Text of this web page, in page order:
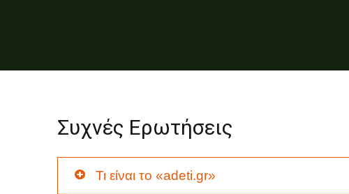
Συχνές Ερωτήσεις
Τι είναι το «adeti.gr»